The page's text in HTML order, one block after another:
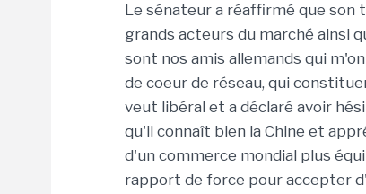
Le sénateur a réaffirmé que son
grands acteurs du marché ainsi
sont nos amis allemands qui
de coeur de réseau, qui
veut libéral et a déclaré avoir
qu'il connaît bien la Chine et
d'un commerce mondial plus
rapport de force pour accepter